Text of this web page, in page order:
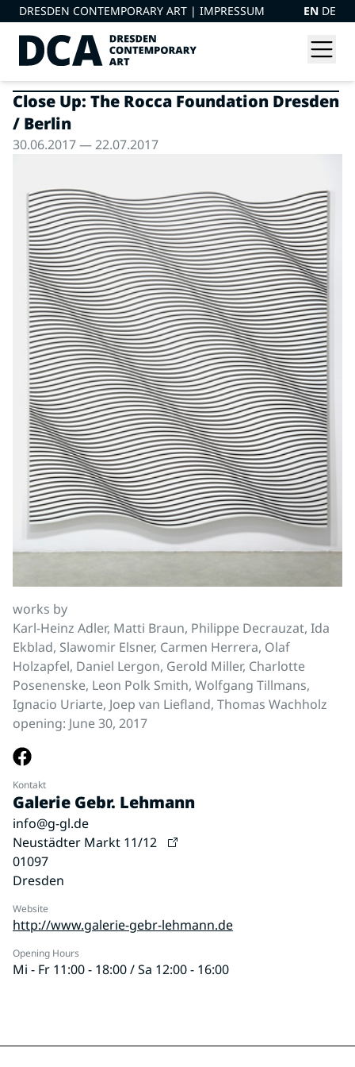
DRESDEN CONTEMPORARY ART | IMPRESSUM EN DE
Close Up: The Rocca Foundation Dresden
/ Berlin
30.06.2017 — 22.07.2017
works by
Karl-Heinz Adler, Matti Braun, Philippe Decrauzat, Ida
Ekblad, Slawomir Elsner, Carmen Herrera, Olaf
Holzapfel, Daniel Lergon, Gerold Miller, Charlotte
Posenenske, Leon Polk Smith, Wolfgang Tillmans,
Ignacio Uriarte, Joep van Liefland, Thomas Wachholz
opening: June 30, 2017
Kontakt
Galerie Gebr. Lehmann
info@g-gl.de
Neustädter Markt 11/12
01097
Dresden
Website
http://www.galerie-gebr-lehmann.de
Opening Hours
Mi - Fr 11:00 - 18:00 / Sa 12:00 - 16:00